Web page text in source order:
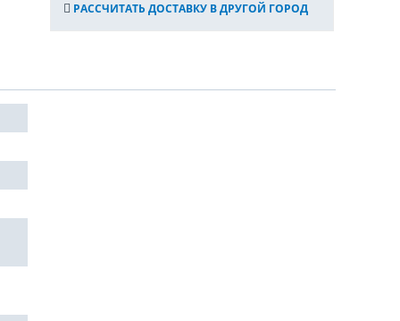
РАССЧИТАТЬ ДОСТАВКУ В ДРУГОЙ ГОРОД